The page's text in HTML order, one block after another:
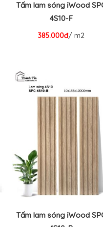
Tấm lam sóng iWood
4S10-F
385.000đ/ m2
Tấm lam sóng iWood